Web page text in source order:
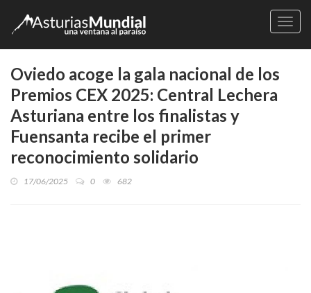
Oviedo acoge la gala nacional de los
Premios CEX 2025: Central Lechera
Asturiana entre los finalistas y
Fuensanta recibe el primer
reconocimiento solidario
17/06/2025 0 682